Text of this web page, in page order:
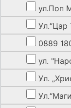
ул.Поп
Ул.“Цар
0889
ул.
Ул.